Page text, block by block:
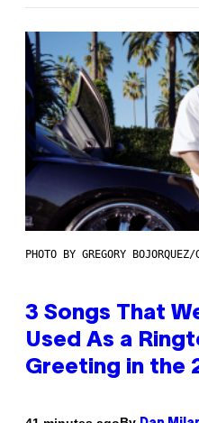
PHOTO BY GREGORY
3 Songs That
Used As a
Greeting in the